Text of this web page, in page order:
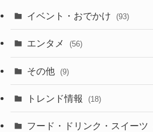
イベント・おでかけ (93)
エンタメ (56)
その他 (9)
トレンド情報 (18)
フード・ドリンク・スイーツ